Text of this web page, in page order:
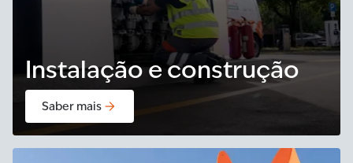
Instalação e construção
Saber mais